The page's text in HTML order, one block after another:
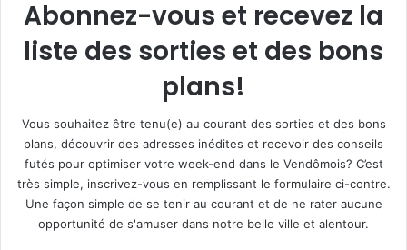
Abonnez-vous et recevez la
liste des sorties et des bons
plans!
Vous souhaitez être tenu(e) au courant des sorties et des bons
plans, découvrir des adresses inédites et recevoir des conseils
futés pour optimiser votre week-end dans le Vendômois? C’est
très simple, inscrivez-vous en remplissant le formulaire ci-contre.
Une façon simple de se tenir au courant et de ne rater aucune
opportunité de s'amuser dans notre belle ville et alentour.